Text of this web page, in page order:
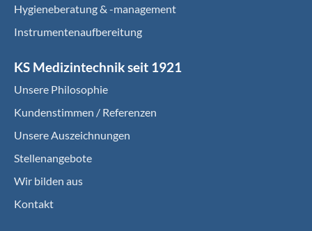
Hygieneberatung & -management
Instrumentenaufbereitung
KS Medizintechnik seit 1921
Unsere Philosophie
Kundenstimmen / Referenzen
Unsere Auszeichnungen
Stellenangebote
Wir bilden aus
Kontakt